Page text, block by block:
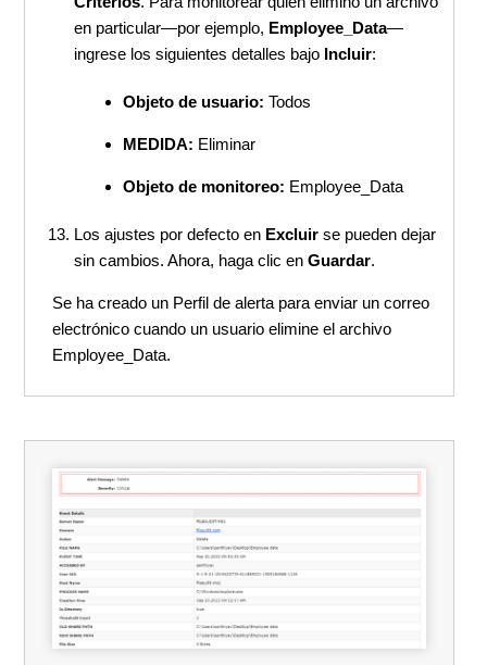
en particular—por ejemplo, Employee_Data—
ingrese los siguientes detalles bajo Incluir:
Objeto de usuario: Todos
MEDIDA: Eliminar
Objeto de monitoreo: Employee_Data
Los ajustes por defecto en Excluirse pueden dejar
sin cambios. Ahora, haga clic en Guardar.
Se ha creado un Perfil de alerta para enviar un correo
electrónico cuando un usuario elimine el archivo
Employee_Data.